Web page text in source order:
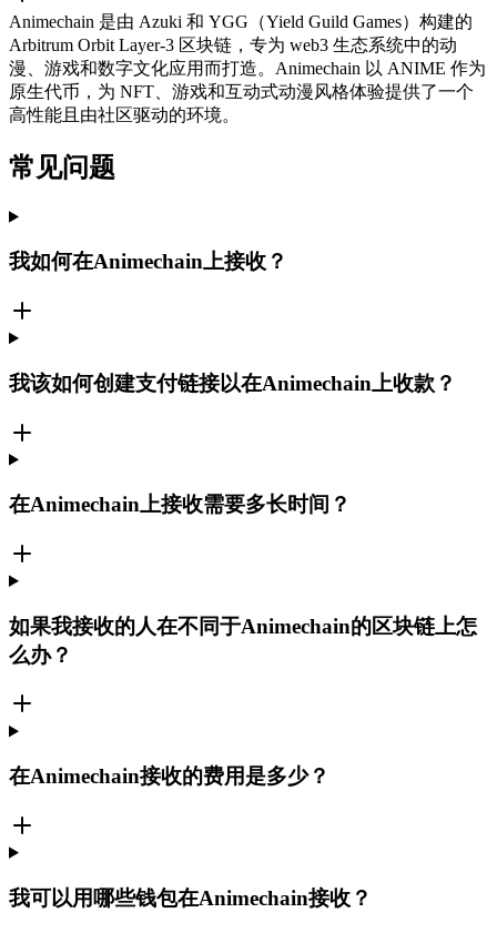
Animechain 是由 Azuki 和 YGG（Yield Guild Games）构建的
Arbitrum Orbit Layer-3 区块链，专为 web3 生态系统中的动
漫、游戏和数字文化应用而打造。Animechain 以 ANIME 作为
原生代币，为 NFT、游戏和互动式动漫风格体验提供了一个
高性能且由社区驱动的环境。
常见问题
我如何在Animechain上接收？
我该如何创建支付链接以在Animechain上收款？
在Animechain上接收需要多长时间？
如果我接收的人在不同于Animechain的区块链上怎
么办？
在Animechain接收的费用是多少？
我可以用哪些钱包在Animechain接收？